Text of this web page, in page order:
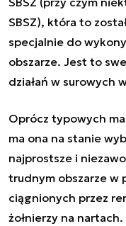
SBSZ), która to
specjalnie do
obszarze. Jest to
działań w surowych
Oprócz typowych
ma ona na stanie
najprostsze i
trudnym obszarze w
ciągnionych przez
żołnierzy na